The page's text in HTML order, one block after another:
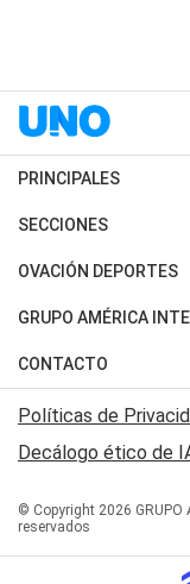
PRINCIPALES
Últimas Noticias
Política
Judiciales
Economia
SECCIONES
Horóscopo
Motores
Trucos caseros
Series y Películas
Edictos y Solicitadas
OVACIÓN DEPORTES
Fútbol
Mundial
Automovilismo
Rugby
Básquet
GRUPO AMÉRICA
Canal 7 en Vivo
San Juan 8
CONTACTO
Acerca de Nosotros
Contactanos
Políticas de
Decálogo ético de
© Copyright 2026
reservados